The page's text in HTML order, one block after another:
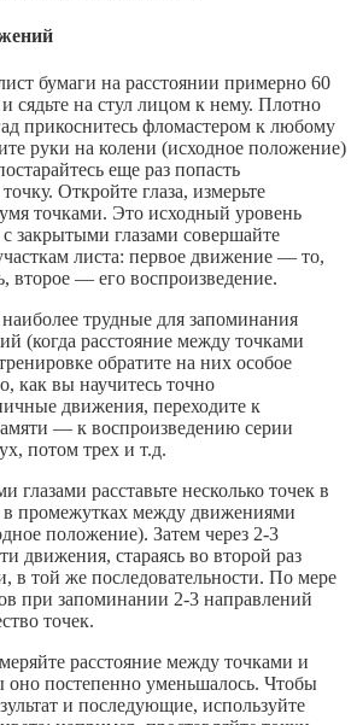
бумаги на расстоянии примерно 60
сядьте на стул лицом к нему. Плотно
прикоснитесь фломастером к любому
руки на колени (исходное положение)
еще раз попасть
Откройте глаза, измерьте
точками. Это исходный уровень
закрытыми глазами совершайте
листа: первое движение — то,
второе — его воспроизведение.
трудные для запоминания
(когда расстояние между точками
обратите на них особое
как вы научитесь точно
движения, переходите к
— к воспроизведению серии
потом трех и т.д.
глазами расставьте несколько точек в
в промежутках между движениями
положение). Затем через 2-3
движения, стараясь во второй раз
в той же последовательности. По мере
при запоминании 2-3 направлений
точек.
расстояние между точками и
оно постепенно уменьшалось. Чтобы
и последующие, используйте